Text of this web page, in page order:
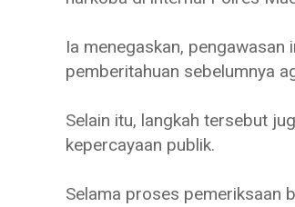
Ia menegaskan,
pemberitahuan sebelumnya
Selain itu, langkah tersebut
kepercayaan publik.
Selama proses pemeriksaan